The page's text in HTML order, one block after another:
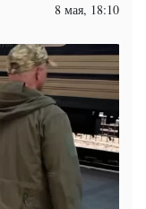
8 мая, 18:10